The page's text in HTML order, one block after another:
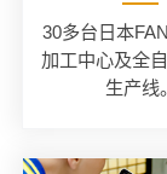
30多台日本
加工中心及全
生产线。